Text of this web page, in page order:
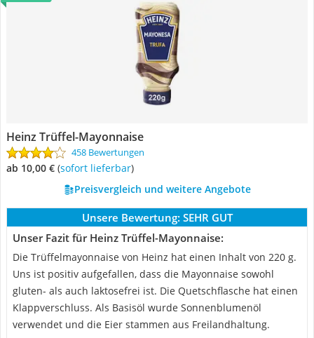
Heinz Trüffel-Mayonnaise
458 Bewertungen
ab 10,00 € ( Sofort lieferbar)
Preisvergleich und weitere Angebote
Unsere Bewertung: SEHR GUT
Unser Fazit für Heinz Trüffel-Mayonnaise:
Die Trüffelmayonnaise von Heinz hat einen Inhalt von 220 g.
Uns ist positiv aufgefallen, dass die Mayonnaise sowohl
gluten- als auch laktosefrei ist. Die Quetschflasche hat einen
Klappverschluss. Als Basisöl wurde Sonnenblumenöl
verwendet und die Eier stammen aus Freilandhaltung.